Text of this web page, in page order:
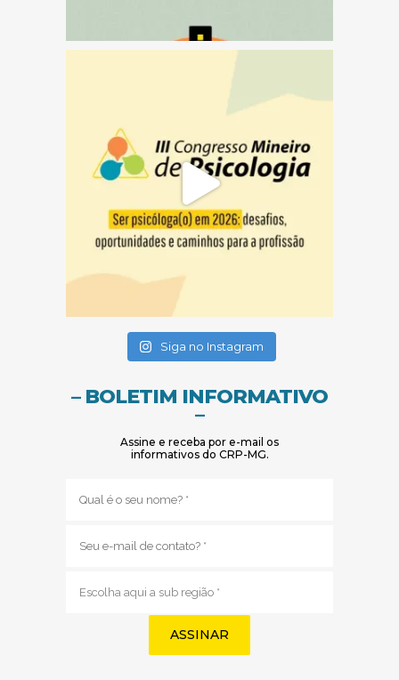
Siga no Instagram
– BOLETIM INFORMATIVO
–
Assine e receba por e-mail os
informativos do CRP-MG.
mail
região